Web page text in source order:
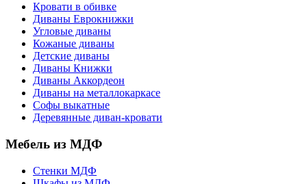
Кровати в обивке
Диваны Еврокнижки
Угловые диваны
Кожаные диваны
Детские диваны
Диваны Книжки
Диваны Аккордеон
Диваны на металлокаркасе
Софы выкатные
Деревянные диван-кровати
Мебель из МДФ
Стенки МДФ